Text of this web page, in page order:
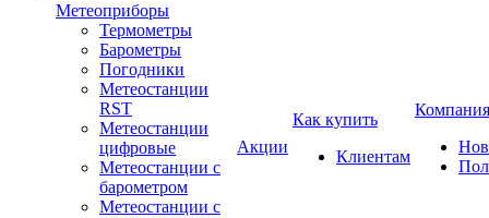
Метеоприборы
Термометры
Барометры
Погодники
Метеостанции
RST
Метеостанции
цифровые
Метеостанции с
барометром
Метеостанции с
Акции
Как купить
Клиентам
Компания